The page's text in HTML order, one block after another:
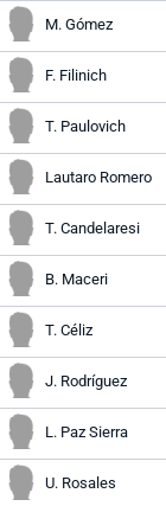
M. Gómez
F. Filinich
T. Paulovich
Lautaro Romero
T. Candelaresi
B. Maceri
T. Céliz
J. Rodríguez
L. Paz Sierra
U. Rosales